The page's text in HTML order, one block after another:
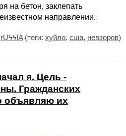
на бетон, заклепать
направлении.
rUϟϟIA(теги: хуйло, сша, невзоров)
я. Цель -
Гражданских
объявляю их